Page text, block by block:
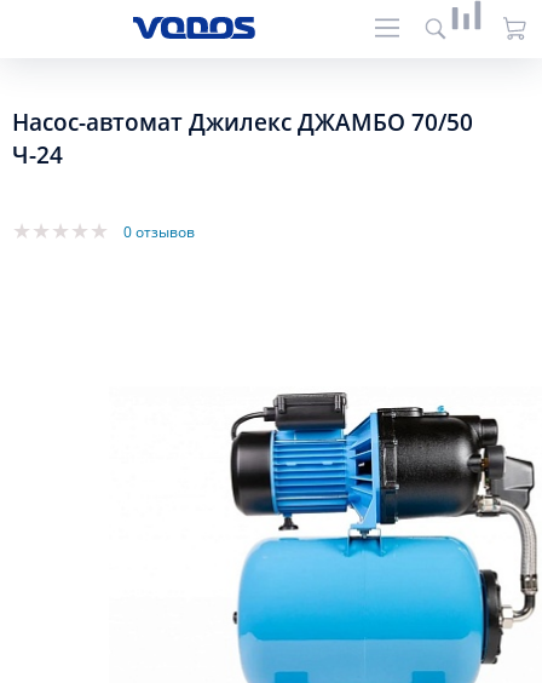
Насос-автомат Джилекс ДЖАМБО 70/50
Ч-24
0 отзывов